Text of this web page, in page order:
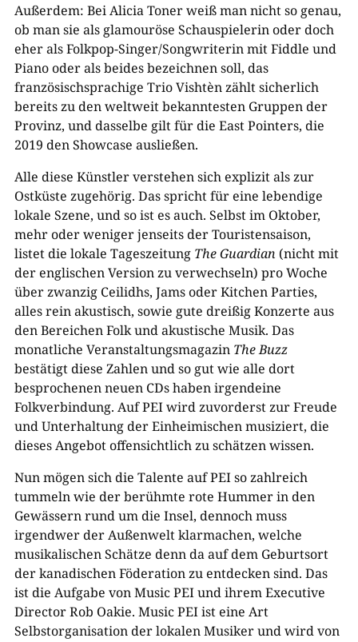
Außerdem: Bei Alicia Toner weiß man nicht so genau,
ob man sie als glamouröse Schauspielerin oder doch
eher als Folkpop-Singer/Songwriterin mit Fiddle und
Piano oder als beides bezeichnen soll, das
französischsprachige Trio Vishtèn zählt sicherlich
bereits zu den weltweit bekanntesten Gruppen der
Provinz, und dasselbe gilt für die East Pointers, die
2019 den Showcase ausließen.
Alle diese Künstler verstehen sich explizit als zur
Ostküste zugehörig. Das spricht für eine lebendige
lokale Szene, und so ist es auch. Selbst im Oktober,
mehr oder weniger jenseits der Touristensaison,
listet die lokale Tageszeitung The Guardian (nicht mit
der englischen Version zu verwechseln) pro Woche
über zwanzig Ceilidhs, Jams oder Kitchen Parties,
alles rein akustisch, sowie gute dreißig Konzerte aus
den Bereichen Folk und akustische Musik. Das
monatliche Veranstaltungsmagazin The Buzz
bestätigt diese Zahlen und so gut wie alle dort
besprochenen neuen CDs haben irgendeine
Folkverbindung. Auf PEI wird zuvorderst zur Freude
und Unterhaltung der Einheimischen musiziert, die
dieses Angebot offensichtlich zu schätzen wissen.
Nun mögen sich die Talente auf PEI so zahlreich
tummeln wie der berühmte rote Hummer in den
Gewässern rund um die Insel, dennoch muss
irgendwer der Außenwelt klarmachen, welche
musikalischen Schätze denn da auf dem Geburtsort
der kanadischen Föderation zu entdecken sind. Das
ist die Aufgabe von Music PEI und ihrem Executive
Director Rob Oakie. Music PEI ist eine Art
Selbstorganisation der lokalen Musiker und wird von